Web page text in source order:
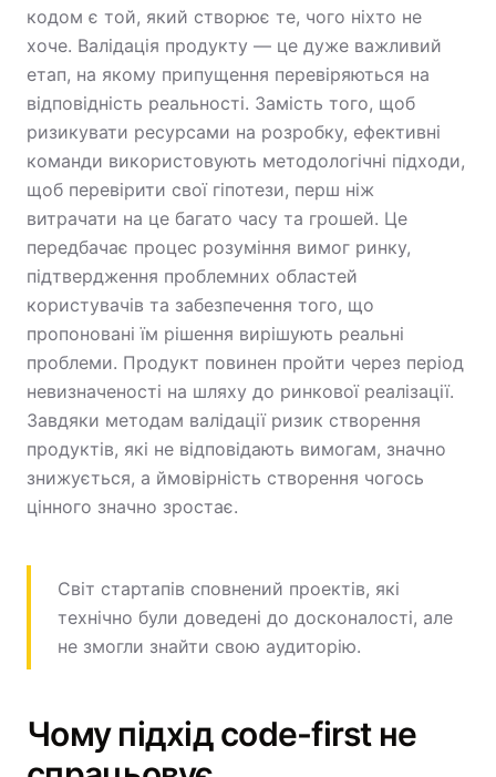
кодом є той, який створює те, чого ніхто не
хоче. Валідація продукту — це дуже важливий
етап, на якому припущення перевіряються на
відповідність реальності. Замість того, щоб
ризикувати ресурсами на розробку, ефективні
команди використовують методологічні підходи,
щоб перевірити свої гіпотези, перш ніж
витрачати на це багато часу та грошей. Це
передбачає процес розуміння вимог ринку,
підтвердження проблемних областей
користувачів та забезпечення того, що
пропоновані їм рішення вирішують реальні
проблеми. Продукт повинен пройти через період
невизначеності на шляху до ринкової реалізації.
Завдяки методам валідації ризик створення
продуктів, які не відповідають вимогам, значно
знижується, а ймовірність створення чогось
цінного значно зростає.
Світ стартапів сповнений проектів, які
технічно були доведені до досконалості, але
не змогли знайти свою аудиторію.
Чому підхід code-first не